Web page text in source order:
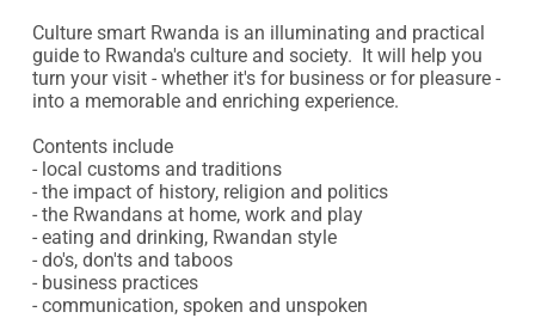
Culture smart Rwanda is an illuminating and practical
guide to Rwanda's culture and society.  It will help you
turn your visit - whether it's for business or for pleasure -
into a memorable and enriching experience.
Contents include
- local customs and traditions
- the impact of history, religion and politics
- the Rwandans at home, work and play
- eating and drinking, Rwandan style
- do's, don'ts and taboos
- business practices
- communication, spoken and unspoken